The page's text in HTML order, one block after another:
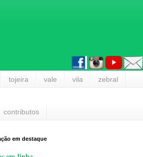
tojeira vale vila zebral
contributos
em destaque